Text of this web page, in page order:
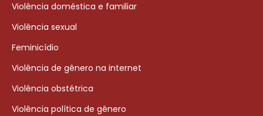
Violência doméstica e familiar
Violência sexual
Feminicídio
Violência de gênero na internet
Violência obstétrica
Violência política de gênero